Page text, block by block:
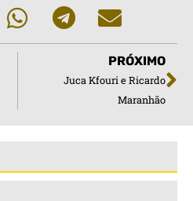
PRÓXIMO
Juca Kfouri e Ricardo
Maranhão